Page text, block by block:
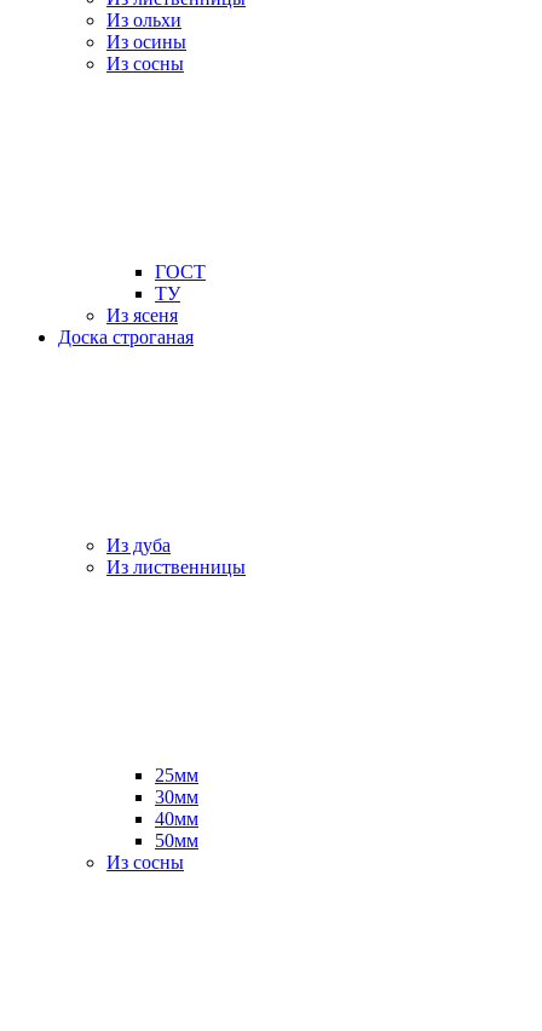
Из ольхи
Из осины
Из сосны
ГОСТ
ТУ
Из ясеня
Доска строганая
Из дуба
Из лиственницы
25мм
30мм
40мм
50мм
Из сосны